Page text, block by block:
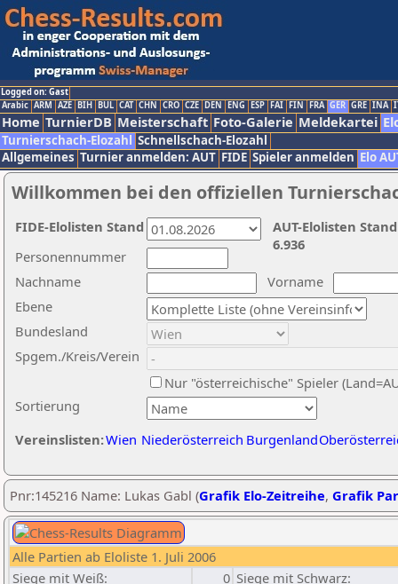
Logged on: Gast
Arabic ARM AZE BIH BUL CAT CHN CRO CZE DEN ENG ESP FAI FIN FRA GER GRE INA
Home TurnierDB Meisterschaft Foto-Galerie Meldekartei
Turnierschach-Elozahl Schnellschach-Elozahl
Allgemeines Turnier anmelden: AUT FIDE Spieler anmelden Elo
Willkommen bei den offiziellen
Nachname
Vorname
Ebene
Sortierung
Personennummer
Bundesland
Spgem./Kreis/Verein
Nur "österreichische" Spieler
Vereinslisten:Wien Niederösterreich Burgenland
AUT-Elolisten
6.936
FIDE-Elolisten Stand
Pnr:145216 Name: Lukas Gabl (Grafik Elo-Zeitreihe, Grafik
Alle Partien ab Eloliste 1. Juli 2006
Siege mit Weiß:
0 Siege mit Schwarz: